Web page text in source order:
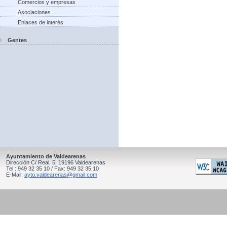
Comercios y empresas
Asociaciones
Enlaces de interés
Gentes
Ayuntamiento de Valdearenas
Dirección C/ Real, 5, 19196 Valdearenas
Tel.: 949 32 35 10 / Fax: 949 32 35 10
E-Mail: ayto.valdearenas@gmail.com